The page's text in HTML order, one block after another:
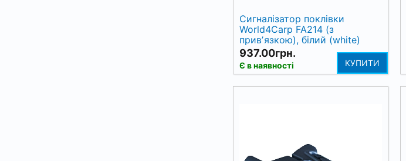
Сигналізатор поклівки
World4Carp FA214 (з
привʼязкою), білий (white)
937.00грн.
Є в наявності КУПИТИ